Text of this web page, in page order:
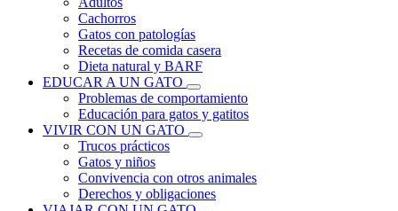
Cachorros
Gatos con patologías
Recetas de comida casera
Dieta natural y BARF
EDUCAR A UN GATO
Problemas de comportamiento
Educación para gatos y gatitos
VIVIR CON UN GATO
Trucos prácticos
Gatos y niños
Convivencia con otros animales
Derechos y obligaciones